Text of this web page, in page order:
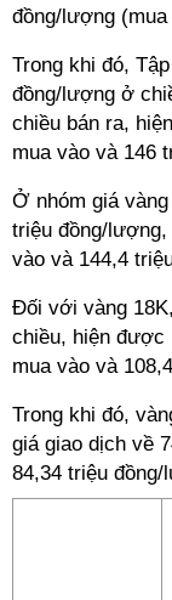
đồng/lượng
Trong khi đó,
đồng/lượng ở
chiều bán ra,
mua vào và 146
Ở nhóm giá
triệu đồng/
vào và 144,4
Đối với vàng
chiều, hiện được
mua vào và
Trong khi đó,
giá giao dịch về
84,34 triệu đồng/